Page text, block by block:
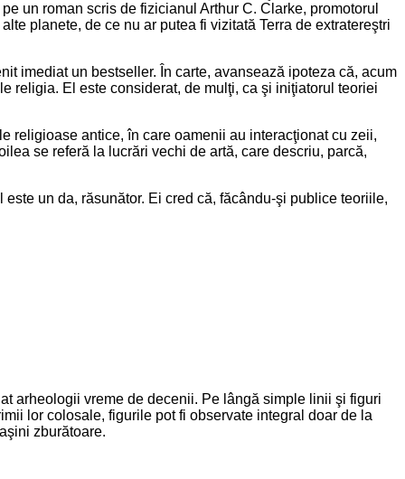
un roman scris de fizicianul Arthur C. Clarke, promotorul
planete, de ce nu ar putea fi vizitată Terra de extratereştri
imediat un bestseller. În carte, avansează ipoteza că, acum
religia. El este considerat, de mulţi, ca şi iniţiatorul teoriei
religioase antice, în care oamenii au interacţionat cu zeii,
se referă la lucrări vechi de artă, care descriu, parcă,
un da, răsunător. Ei cred că, făcându-şi publice teoriile,
arheologii vreme de decenii. Pe lângă simple linii şi figuri
lor colosale, figurile pot fi observate integral doar de la
zburătoare.